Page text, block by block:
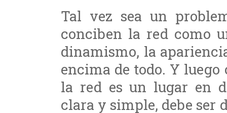
Tal vez sea un
conciben la red como
dinamismo, la
encima de todo. Y luego
la red es un lugar en
clara y simple, debe ser